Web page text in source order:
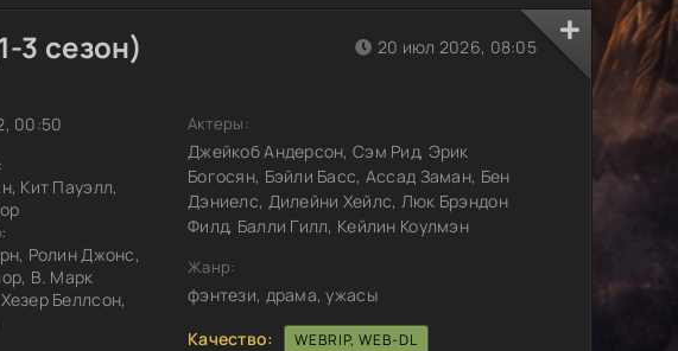
3 сезон)
00:50
Кит Пауэлл,
Ролин Джонс,
В. Марк
Беллсон,
20 июл 2026, 08:05
Актеры:
Джейкоб Андерсон, Сэм Рид, Эрик
Богосян, Бэйли Басс, Ассад Заман, Бен
Дэниелс, Дилейни Хейлс, Люк Брэндон
Филд, Балли Гилл, Кейлин Коулмэн
Жанр:
фэнтези, драма, ужасы
Качество:
WEBRIP, WEB-DL